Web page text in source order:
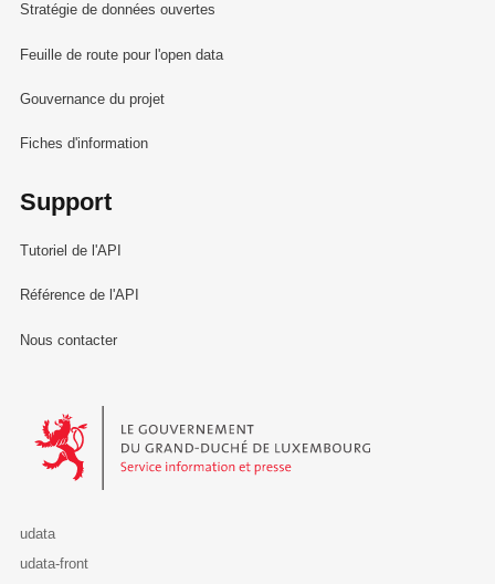
Stratégie de données ouvertes
Feuille de route pour l'open data
Gouvernance du projet
Fiches d'information
Support
Tutoriel de l'API
Référence de l'API
Nous contacter
Le Gouvernement du Grand-Duché de Luxembourg - Service
udata
udata-front